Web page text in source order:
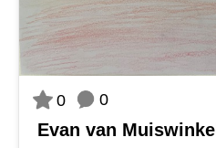
0 0
Evan van Muiswinkel